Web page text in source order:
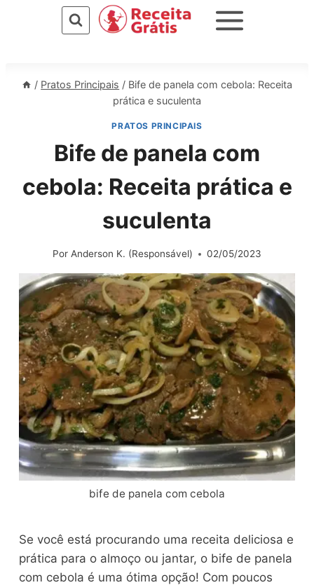
/ Pratos Principais / Bife de panela com cebola: Receita
prática e suculenta
PRATOS PRINCIPAIS
Bife de panela com
cebola: Receita prática e
suculenta
Por Anderson K. (Responsável) 02/05/2023
bife de panela com cebola
Se você está procurando uma receita deliciosa e
prática para o almoço ou jantar, o bife de panela
com cebola é uma ótima opção! Com poucos